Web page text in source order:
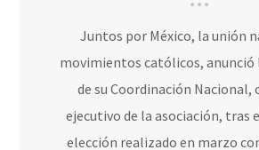
Juntos por México, la unión
movimientos católicos, anunció
de su Coordinación Nacional,
ejecutivo de la asociación, tras
elección realizado en marzo